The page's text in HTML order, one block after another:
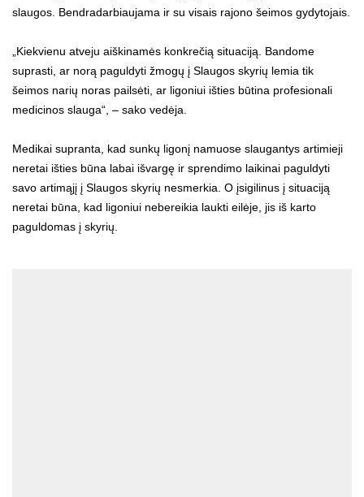
slaugos. Bendradarbiaujama ir su visais rajono šeimos gydytojais.
„Kiekvienu atveju aiškinamės konkrečią situaciją. Bandome
suprasti, ar norą paguldyti žmogų į Slaugos skyrių lemia tik
šeimos narių noras pailsėti, ar ligoniui išties būtina profesionali
medicinos slauga“, – sako vedėja.
Medikai supranta, kad sunkų ligonį namuose slaugantys artimieji
neretai išties būna labai išvargę ir sprendimo laikinai paguldyti
savo artimąjį į Slaugos skyrių nesmerkia. O įsigilinus į situaciją
neretai būna, kad ligoniui nebereikia laukti eilėje, jis iš karto
paguldomas į skyrių.